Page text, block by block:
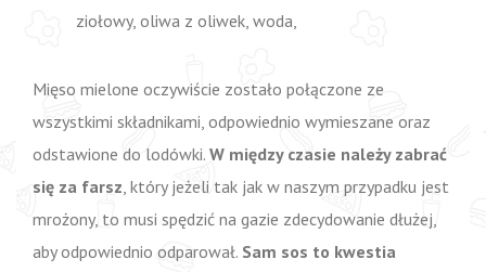
ziołowy, oliwa z oliwek, woda,
Mięso mielone oczywiście zostało połączone ze
wszystkimi składnikami, odpowiednio wymieszane oraz
odstawione do lodówki. W między czasie należy zabrać
się za farsz, który jeżeli tak jak w naszym przypadku jest
mrożony, to musi spędzić na gazie zdecydowanie dłużej,
aby odpowiednio odparował. Sam sos to kwestia